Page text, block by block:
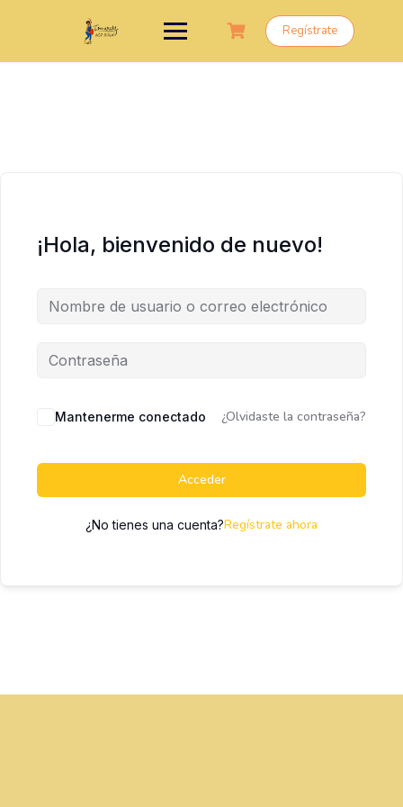
Regístrate
¡Hola, bienvenido de nuevo!
Mantenerme conectado ¿Olvidaste la contraseña?
Acceder
¿No tienes una cuenta?Regístrate ahora